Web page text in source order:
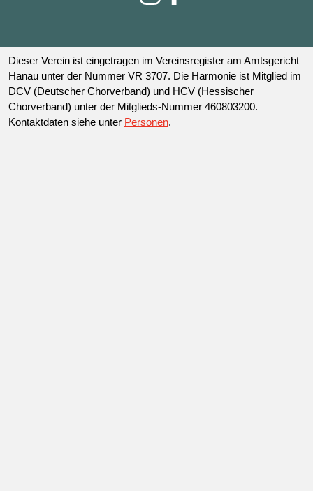
Dieser Verein ist eingetragen im Vereinsregister am Amtsgericht
Hanau unter der Nummer VR 3707. Die Harmonie ist Mitglied im
DCV (Deutscher Chorverband) und HCV (Hessischer
Chorverband) unter der Mitglieds-Nummer 460803200.
Kontaktdaten siehe unter Personen.